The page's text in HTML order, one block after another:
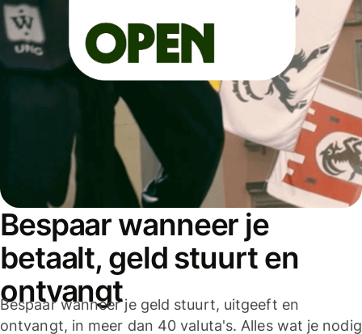
Bespaar wanneer je
betaalt, geld stuurt en
ontvangt
Bespaar wanneer je geld stuurt, uitgeeft en
ontvangt, in meer dan 40 valuta's. Alles wat je nodig